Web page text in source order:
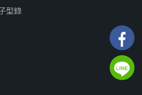
型錄